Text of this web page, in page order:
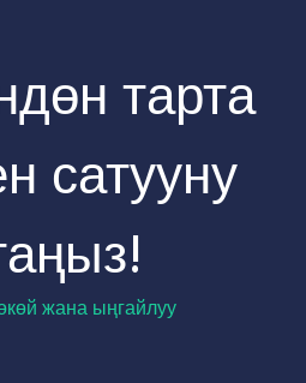
тарта
сатууну
жана ыңгайлуу